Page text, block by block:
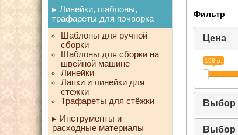
Линейки, шаблоны,
трафареты для пэчворка
Шаблоны для ручной
сборки
Шаблоны для сборки на
швейной машине
Линейки
Лапки и линейки для
стёжки
Трафареты для стёжки
Инструменты и
расходные материалы
Фильтр
Цена
198 р.
Выбор
Выбор